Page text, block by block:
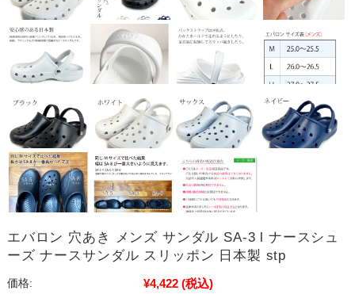
エバロン 穴あき メンズ サンダル SA-3 l ナースシュ
ーズ ナースサンダル スリッポン 日本製 stp
価格: ¥4,422 (税込)